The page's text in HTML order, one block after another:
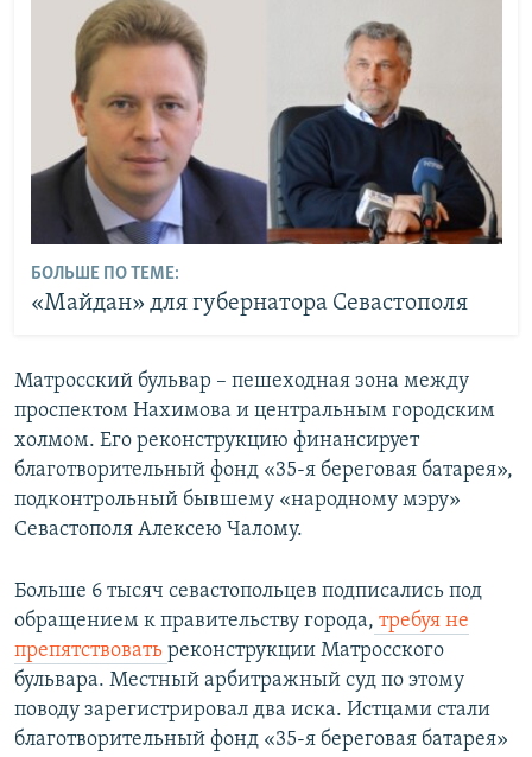
БОЛЬШЕ ПО ТЕМЕ:
«Майдан» для губернатора Севастополя
Матросский бульвар – пешеходная зона между
проспектом Нахимова и центральным городским
холмом. Его реконструкцию финансирует
благотворительный фонд «35-я береговая батарея»,
подконтрольный бывшему «народному мэру»
Севастополя Алексею Чалому.
Больше 6 тысяч севастопольцев подписались под
обращением к правительству города, требуя не
препятствовать реконструкции Матросского
бульвара. Местный арбитражный суд по этому
поводу зарегистрировал два иска. Истцами стали
благотворительный фонд «35-я береговая батарея»